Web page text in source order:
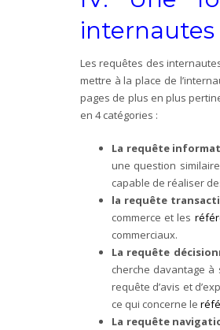
internautes
Les requêtes des
mettre à la place de
pages de plus en plus
en 4 catégories :
La requête
une question
capable de réaliser
la requête
commerce et les
commerciaux.
La requête
cherche davantage
requête d’avis et
ce qui concerne le
La requête